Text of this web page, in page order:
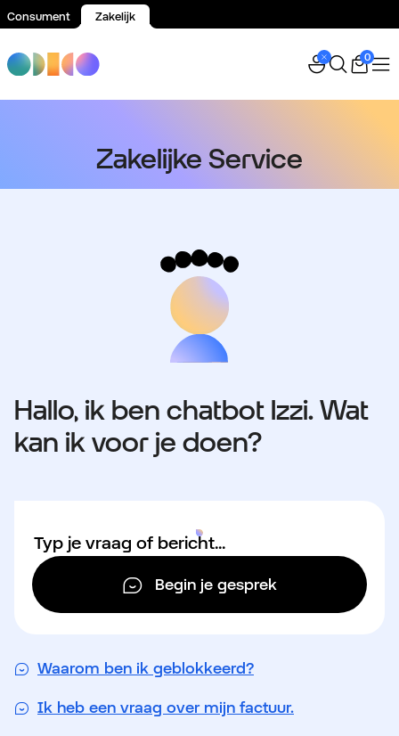
Consument Zakelijk
0
Zakelijke Service
Hallo, ik ben chatbot Izzi. Wat
kan ik voor je doen?
Begin je gesprek
Waarom ben ik geblokkeerd?
Ik heb een vraag over mijn factuur.